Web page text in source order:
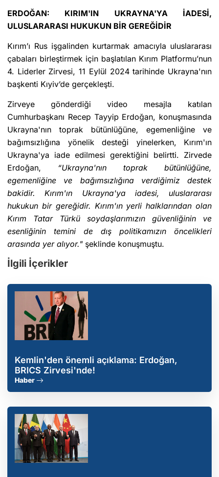
ERDOĞAN: KIRIM'IN UKRAYNA'YA İADESİ,
ULUSLARARASI HUKUKUN BİR GEREĞİDİR
Kırım’ı Rus işgalinden kurtarmak amacıyla uluslararası
çabaları birleştirmek için başlatılan Kırım Platformu’nun
4. Liderler Zirvesi, 11 Eylül 2024 tarihinde Ukrayna'nın
başkenti Kıyiv’de gerçekleşti.
Zirveye gönderdiği video mesajla katılan
Cumhurbaşkanı Recep Tayyip Erdoğan, konuşmasında
Ukrayna'nın toprak bütünlüğüne, egemenliğine ve
bağımsızlığına yönelik desteği yinelerken, Kırım'ın
Ukrayna'ya iade edilmesi gerektiğini belirtti. Zirvede
Erdoğan, “Ukrayna'nın toprak bütünlüğüne,
egemenliğine ve bağımsızlığına verdiğimiz destek
bakidir. Kırım'ın Ukrayna'ya iadesi, uluslararası
hukukun bir gereğidir. Kırım'ın yerli halklarından olan
Kırım Tatar Türkü soydaşlarımızın güvenliğinin ve
esenliğinin temini de dış politikamızın öncelikleri
arasında yer alıyor." şeklinde konuşmuştu.
İlgili İçerikler
Kemlin'den önemli açıklama: Erdoğan,
BRICS Zirvesi'nde!
Haber